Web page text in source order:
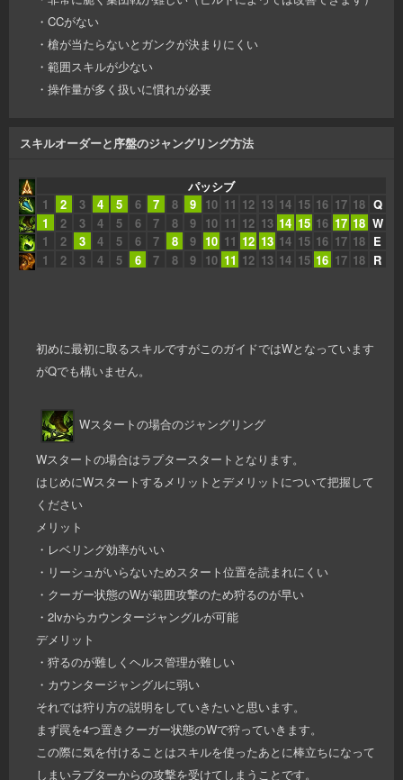
・CCがない
・槍が当たらないとガンクが決まりにくい
・範囲スキルが少ない
・操作量が多く扱いに慣れが必要
スキルオーダーと序盤のジャングリング方法
パッシブ
1
2 3 4 5 6 7 8 9 10 11 12 13 14 15 16 17 18 Q
1
2 3 4 5 6 7 8 9 10 11 12 13 14 15 16 17 18 W
1
2 3 4 5 6 7 8 9 10 11 12 13 14 15 16 17 18 E
1
2 3 4 5 6 7 8 9 10 11 12 13 14 15 16 17 18 R
初めに最初に取るスキルですがこのガイドではWとなっています
がQでも構いません。
Wスタートの場合のジャングリング
Wスタートの場合はラプタースタートとなります。
はじめにWスタートするメリットとデメリットについて把握して
ください
メリット
・レベリング効率がいい
・リーシュがいらないためスタート位置を読まれにくい
・クーガー状態のWが範囲攻撃のため狩るのが早い
・2lvからカウンタージャングルが可能
デメリット
・狩るのが難しくヘルス管理が難しい
・カウンタージャングルに弱い
それでは狩り方の説明をしていきたいと思います。
まず罠を4つ置きクーガー状態のWで狩っていきます。
この際に気を付けることはスキルを使ったあとに棒立ちになって
しまいラプターからの攻撃を受けてしまうことです。